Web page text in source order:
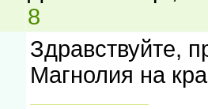
8
Здравствуйте,
Магнолия на